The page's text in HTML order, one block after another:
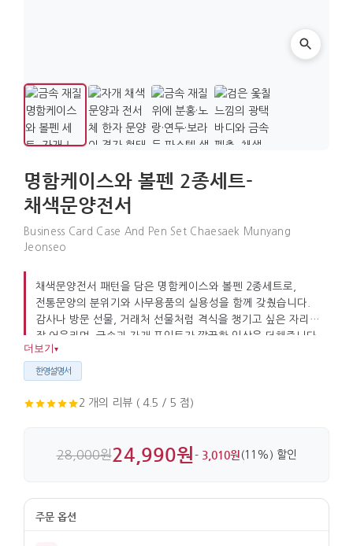
명함케이스와 볼펜 2종세트-
채색문양전서
Business Card Case And Pen Set Chaesaek Munyang
Jeonseo
채색문양전서 패턴을 담은 명함케이스와 볼펜 2종세트로,
전통문양의 분위기와 사무용품의 실용성을 함께 갖췄습니다.
감사나 방문 선물, 거래처 선물처럼 격식을 챙기고 싶은 자리에
잘 어울리며, 금속과 자개 포인트가 깔끔한 인상을 더해줍니다.
더보기 ▾
한영설명서
2 개의 리뷰 ( 4.5 / 5 점)
28,000원24,990원- 3,010원 (11%) 할인